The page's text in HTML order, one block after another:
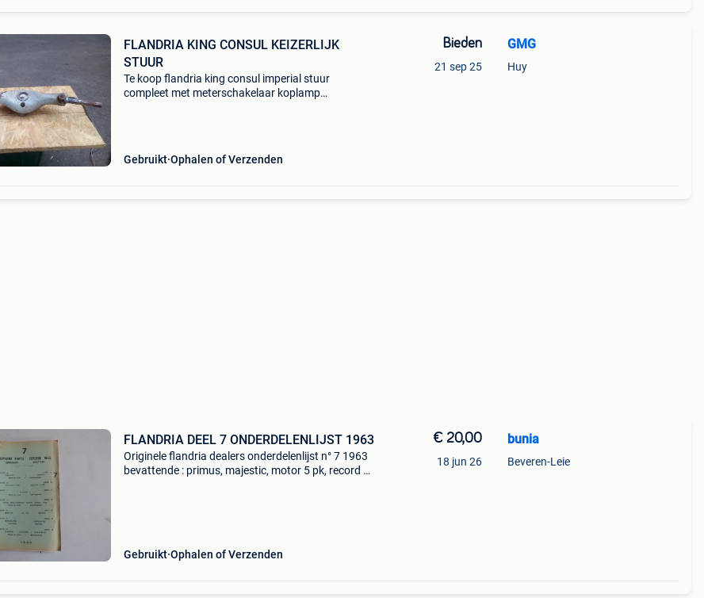
FLANDRIA KING CONSUL KEIZERLIJK
STUUR
Te koop flandria king consul imperial stuur
compleet met meterschakelaar koplamp
Gebruikt Ophalen of Verzenden
Bieden
21 sep 25
GMG
Huy
FLANDRIA DEEL 7 ONDERDELENLIJST 1963
Originele flandria dealers onderdelenlijst n° 7 1963
bevattende : primus, majestic, motor 5 pk, record 5,
Gebruikt Ophalen of Verzenden
€ 20,00
18 jun 26
bunia
Beveren-Leie